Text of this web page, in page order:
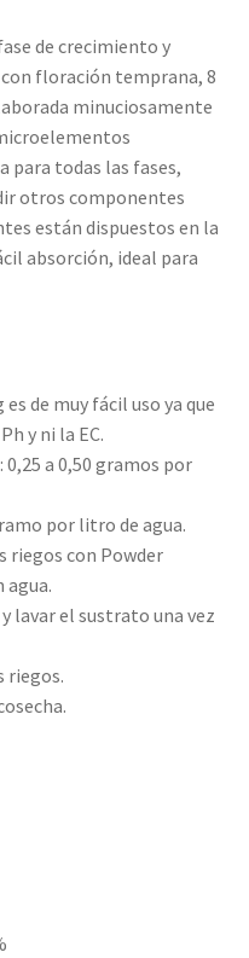
de crecimiento y
floración temprana, 8
minuciosamente
para todas las fases,
otros componentes
están dispuestos en la
absorción, ideal para
de muy fácil uso ya que
y ni la EC.
a 0,50 gramos por
por litro de agua.
riegos con Powder
agua.
lavar el sustrato una vez
riegos.